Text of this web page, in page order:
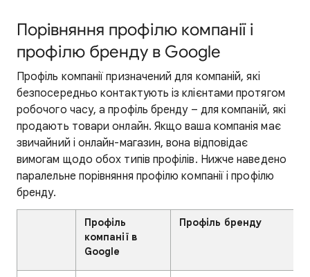
Порівняння профілю компанії і
профілю бренду в Google
Профіль компанії призначений для компаній, які
безпосередньо контактують із клієнтами протягом
робочого часу, а профіль бренду – для компаній, які
продають товари онлайн. Якщо ваша компанія має
звичайний і онлайн-магазин, вона відповідає
вимогам щодо обох типів профілів. Нижче наведено
паралельне порівняння профілю компанії і профілю
бренду.
Профіль
компанії в
Google
Профіль бренду